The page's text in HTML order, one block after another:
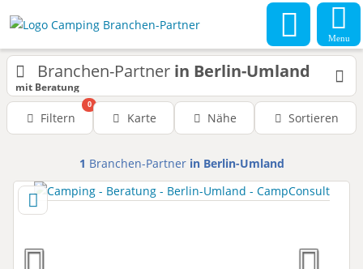
Menu
Branchen-Partner in Berlin-Umland
mit Beratung
Filtern
0
Karte Nähe Sortieren
1 Branchen-Partner in Berlin-Umland